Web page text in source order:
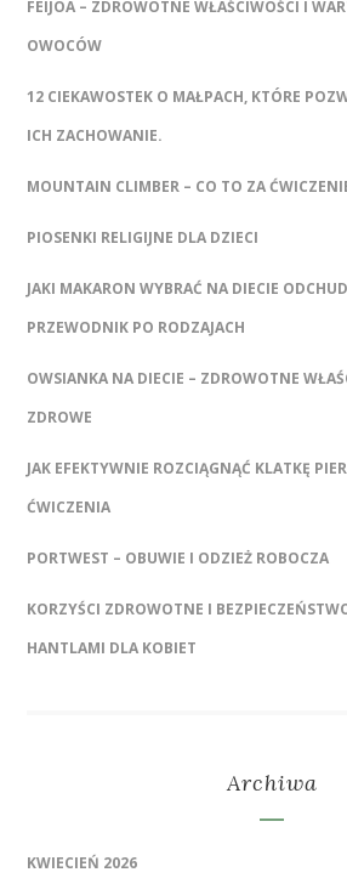
FEIJOA – ZDROWOTNE WŁAŚCIWOŚCI I
OWOCÓW
12 CIEKAWOSTEK O MAŁPACH, KTÓRE
ICH ZACHOWANIE.
MOUNTAIN CLIMBER – CO TO ZA
PIOSENKI RELIGIJNE DLA DZIECI
JAKI MAKARON WYBRAĆ NA DIECIE
PRZEWODNIK PO RODZAJACH
OWSIANKA NA DIECIE – ZDROWOTNE
ZDROWE
JAK EFEKTYWNIE ROZCIĄGNĄĆ KLATKĘ
ĆWICZENIA
PORTWEST – OBUWIE I ODZIEŻ ROBOCZA
KORZYŚCI ZDROWOTNE I
HANTLAMI DLA KOBIET
Archiwa
KWIECIEŃ 2026